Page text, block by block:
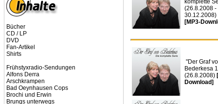
Bücher
CD / LP
DVD
Fan-Artikel
Shirts
Frühstyxradio-Sendungen
Alfons Derra
Arschkrampen
Bad Oeynhausen Cops
Brochi und Erwin
Brungs unterwegs
komplette
(26.8.2008 -
30.12.2008)
[MP3-
"Der Graf
Bederkesa
(26.8.2008)
Download]